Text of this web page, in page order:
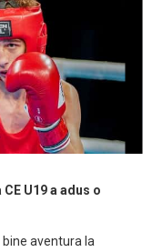
U19 a adus o
aventura la